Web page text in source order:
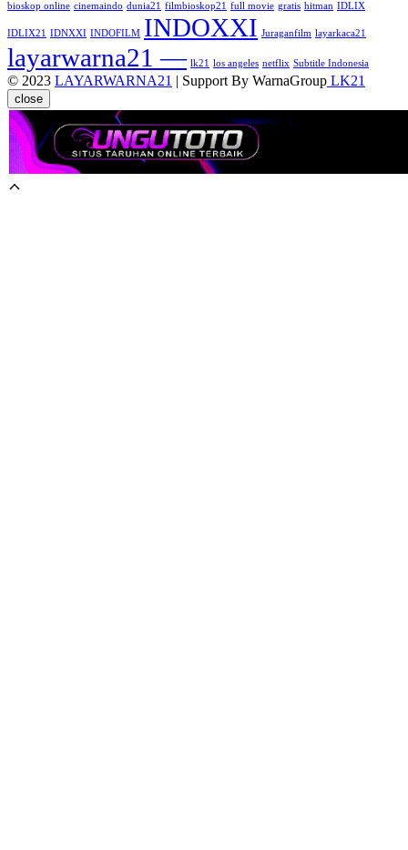
bioskop online cinemaindo dunia21 filmbioskop21 full movie gratis hitman IDLIX
IDLIX21 IDNXXI INDOFILM INDOXXI Juraganfilm layarkaca21
layarwarna21 — lk21 los angeles netflix Subtitle Indonesia
© 2023 LAYARWARNA21 | Support By WarnaGroup LK21
close